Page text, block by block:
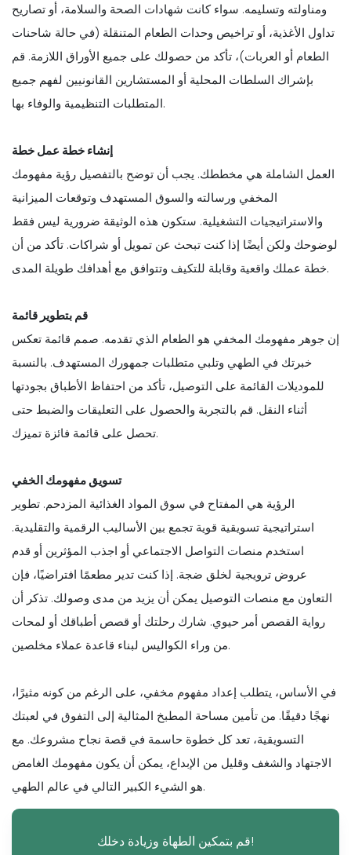
ومناولته وتسليمه. سواء كانت شهادات الصحة والسلامة، أو تصاريح
تداول الأغذية، أو تراخيص وحدات الطعام المتنقلة (في حالة شاحنات
الطعام أو العربات)، تأكد من حصولك على جميع الأوراق اللازمة. قم
بإشراك السلطات المحلية أو المستشارين القانونيين لفهم جميع
المتطلبات التنظيمية والوفاء بها.
إنشاء خطة عمل خطة
العمل الشاملة هي مخططك. يجب أن توضح بالتفصيل رؤية مفهومك
المخفي ورسالته والسوق المستهدف وتوقعات الميزانية
والاستراتيجيات التشغيلية. ستكون هذه الوثيقة ضرورية ليس فقط
لوضوحك ولكن أيضًا إذا كنت تبحث عن تمويل أو شراكات. تأكد من أن
خطة عملك واقعية وقابلة للتكيف وتتوافق مع أهدافك طويلة المدى.
قم بتطوير قائمة
إن جوهر مفهومك المخفي هو الطعام الذي تقدمه. صمم قائمة تعكس
خبرتك في الطهي وتلبي متطلبات جمهورك المستهدف. بالنسبة
للموديلات القائمة على التوصيل، تأكد من احتفاظ الأطباق بجودتها
أثناء النقل. قم بالتجربة والحصول على التعليقات والضبط حتى
تحصل على قائمة فائزة تميزك.
تسويق مفهومك الخفي
الرؤية هي المفتاح في سوق المواد الغذائية المزدحم. تطوير
استراتيجية تسويقية قوية تجمع بين الأساليب الرقمية والتقليدية.
استخدم منصات التواصل الاجتماعي أو اجذب المؤثرين أو قدم
عروض ترويجية لخلق ضجة. إذا كنت تدير مطعمًا افتراضيًا، فإن
التعاون مع منصات التوصيل يمكن أن يزيد من مدى وصولك. تذكر أن
رواية القصص أمر حيوي. شارك رحلتك أو قصص أطباقك أو لمحات
من وراء الكواليس لبناء قاعدة عملاء مخلصين.
في الأساس، يتطلب إعداد مفهوم مخفي، على الرغم من كونه مثيرًا،
نهجًا دقيقًا. من تأمين مساحة المطبخ المثالية إلى التفوق في لعبتك
التسويقية، تعد كل خطوة حاسمة في قصة نجاح مشروعك. مع
الاجتهاد والشغف وقليل من الإبداع، يمكن أن يكون مفهومك الغامض
هو الشيء الكبير التالي في عالم الطهي.
قم بتمكين الطهاة وزيادة دخلك!